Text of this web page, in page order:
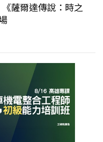
薩爾達傳說：時之